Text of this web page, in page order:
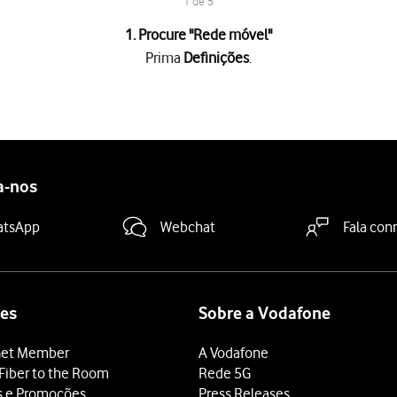
1. Procure "Rede móvel"
Prima Definições.
o dedo de baixo para cima
nos
Webchat Fala
Member
to the Room
e Promoções
Sobre a Vodafone
A Vodafone
Rede 5G
Press Releases